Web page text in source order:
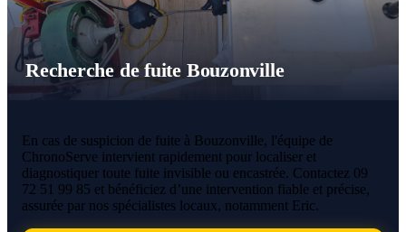
Recherche de fuite Bouzonville
En cas de suspicion de fuite à Bouzonville, l'équipe de
ChronoServe intervient rapidement pour localiser et
diagnostiquer toute fuite invisible ou encastrée. Contactez 09
72 51 99 85 et bénéficiez d’une intervention fiable et précise,
assurée par nos spécialistes locaux, notamment Eric.